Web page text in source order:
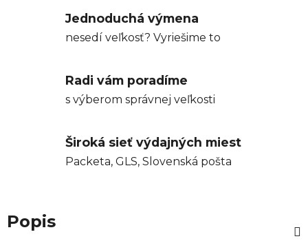
Jednoduchá výmena
nesedí veľkosť? Vyriešime to
Radi vám poradíme
s výberom správnej veľkosti
Široká sieť výdajných miest
Packeta, GLS, Slovenská pošta
Popis